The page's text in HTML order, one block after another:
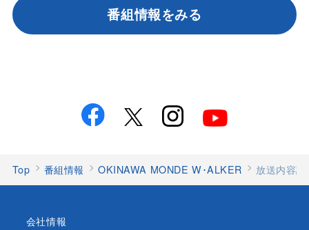
番組情報をみる
Top 番組情報 OKINAWA MONDE W･ALKER 放送内容
会社情報